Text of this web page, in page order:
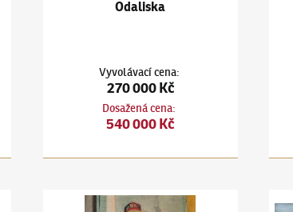
Odaliska
Vyvolávací cena:
270 000 Kč
Dosažená cena:
540 000 Kč
Jiří Kars(1880–1945)Sedící děvče s košem